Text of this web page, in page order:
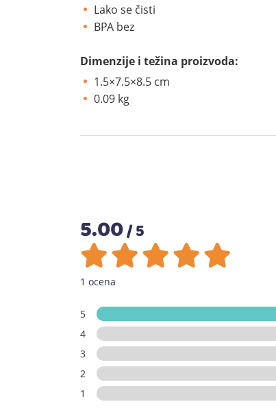
Lako se čisti
BPA bez
Dimenzije i težina proizvoda:
1.5×7.5×8.5 cm
0.09 kg
5.00/ 5
1 ocena
5
4
3
2
1